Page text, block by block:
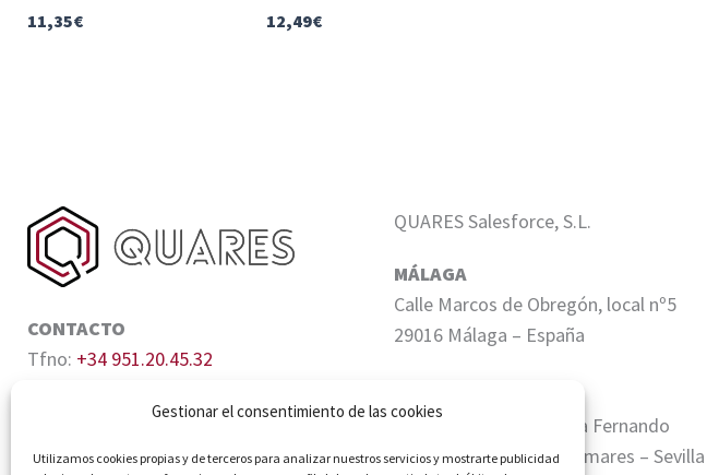
Gestionar el consentimiento de las cookies
Utilizamos cookies propias y de terceros para analizar nuestros servicios y mostrarte publicidad
11,35€ 12,49€
CONTACTO
Tfno: +34 951.20.45.32
QUARES Salesforce, S.L.
MÁLAGA
Calle Marcos de Obregón, local nº5
29016 Málaga – España
Edifico Centris, Glorieta Fernando
Quiñones, 6A. 41940 Tomares – Sevilla